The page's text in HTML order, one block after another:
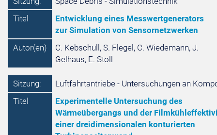
Titel
Entwicklung eines Messwertgenerators
zur Simulation von Sensornetzwerken
Autor(en)
C. Kebschull, S. Flegel, C. Wiedemann, J.
Gelhaus, E. Stoll
Sitzung:
Luftfahrtantriebe - Untersuchungen an
Titel
Experimentelle Untersuchung des
Wärmeübergangs und der
einer dreidimensionalen konturierten